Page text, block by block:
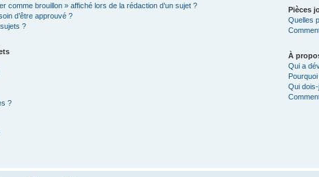
comme brouillon » affiché lors de la rédaction d’un sujet ?
d’être approuvé ?
?
?
Pièces
Quelles
À
Qui a
Qui